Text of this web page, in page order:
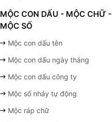
MỘC CON DẤU - MỘC CHỮ -
MỘC SỐ
Mộc con dấu tên
Mộc con dấu ngày tháng
Mộc con dấu công ty
Mộc số nhảy tự động
Mộc ráp chữ